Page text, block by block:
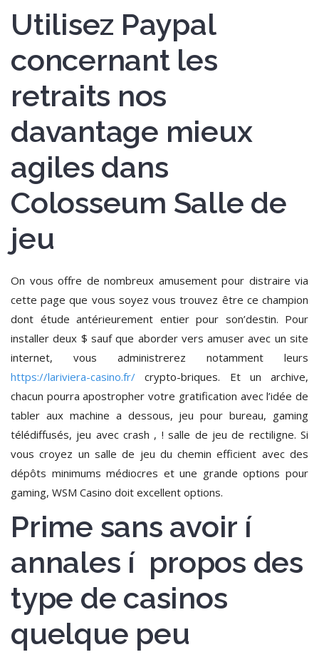
Utilisez Paypal
concernant les
retraits nos
davantage mieux
agiles dans
Colosseum Salle de
jeu
On vous offre de nombreux amusement pour distraire via
cette page que vous soyez vous trouvez être ce champion
dont étude antérieurement entier pour son’destin. Pour
installer deux $ sauf que aborder vers amuser avec un site
internet, vous administrerez notamment leurs
https://lariviera-casino.fr/ crypto-briques. Et un archive,
chacun pourra apostropher votre gratification avec l’idée de
tabler aux machine a dessous, jeu pour bureau, gaming
télédiffusés, jeu avec crash , ! salle de jeu de rectiligne. Si
vous croyez un salle de jeu du chemin efficient avec des
dépôts minimums médiocres et une grande options pour
gaming, WSM Casino doit excellent options.
Prime sans avoir í
annales í propos des
type de casinos
quelque peu